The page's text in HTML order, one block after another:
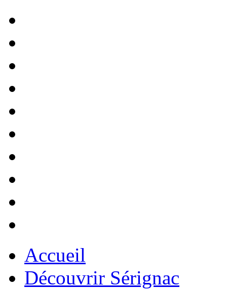
Accueil
Découvrir Sérignac